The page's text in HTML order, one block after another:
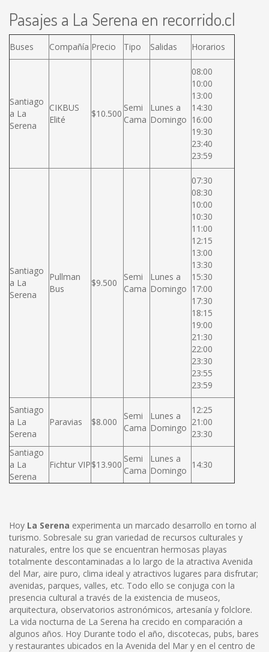
Pasajes a La Serena en recorrido.cl
Buses Compañía Precio Tipo Salidas Horarios
Santiago
a La
Serena
CIKBUS
Elité
$10.500
Semi
Cama
Lunes a
Domingo
08:00
10:00
13:00
14:30
16:00
19:30
23:40
23:59
Santiago
a La
Serena
Pullman
Bus
$9.500
Semi
Cama
Lunes a
Domingo
07:30
08:30
10:00
10:30
11:00
12:15
13:00
13:30
15:30
17:00
17:30
18:15
19:00
21:30
22:00
23:30
23:55
23:59
Santiago
a La
Serena
Paravias $8.000
Semi
Cama
Lunes a
Domingo
12:25
21:00
23:30
Santiago
a La
Serena
Fichtur VIP$13.900
Semi
Cama
Lunes a
Domingo
14:30
Hoy La Serena experimenta un marcado desarrollo en torno al
turismo. Sobresale su gran variedad de recursos culturales y
naturales, entre los que se encuentran hermosas playas
totalmente descontaminadas a lo largo de la atractiva Avenida
del Mar, aire puro, clima ideal y atractivos lugares para disfrutar;
avenidas, parques, valles, etc. Todo ello se conjuga con la
presencia cultural a través de la existencia de museos,
arquitectura, observatorios astronómicos, artesanía y folclore.
La vida nocturna de La Serena ha crecido en comparación a
algunos años. Hoy Durante todo el año, discotecas, pubs, bares
y restaurantes ubicados en la Avenida del Mar y en el centro de